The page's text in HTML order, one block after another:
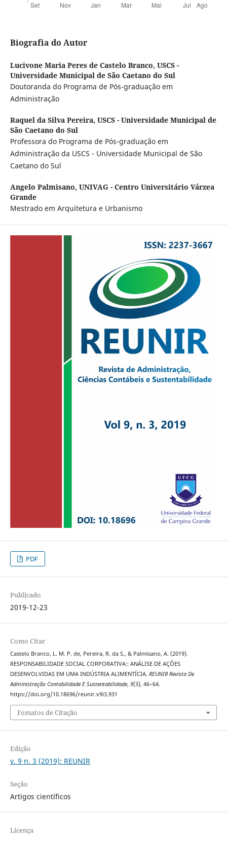
Biografia do Autor
Lucivone Maria Peres de Castelo Branco, USCS -
Universidade Municipal de São Caetano do Sul
Doutoranda do Programa de Pós-graduação em
Administração
Raquel da Silva Pereira, USCS - Universidade Municipal de
São Caetano do Sul
Professora do Programa de Pós-graduação em
Administração da USCS - Universidade Municipal de São
Caetano do Sul
Angelo Palmisano, UNIVAG - Centro Universitário Várzea
Grande
Mestrado em Arquitetura e Urbanismo
PDF
Publicado
2019-12-23
Como Citar
Castelo Branco, L. M. P. de, Pereira, R. da S., & Palmisano, A. (2019).
RESPONSABILIDADE SOCIAL CORPORATIVA:: ANÁLISE DE AÇÕES
DESENVOLVIDAS EM UMA INDÚSTRIA ALIMENTÍCIA. REUNIR Revista De
Administração Contabilidade E Sustentabilidade, 9(3), 46–64.
https://doi.org/10.18696/reunir.v9i3.931
Fomatos de Citação
Edição
v. 9 n. 3 (2019): REUNIR
Seção
Artigos científicos
Licença